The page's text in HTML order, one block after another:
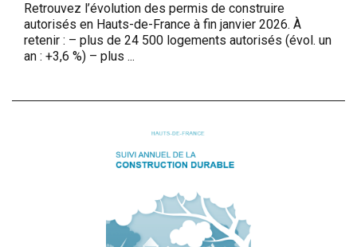
Retrouvez l’évolution des permis de construire
autorisés en Hauts-de-France à fin janvier 2026. À
retenir : – plus de 24 500 logements autorisés (évol. un
an : +3,6 %) – plus ...